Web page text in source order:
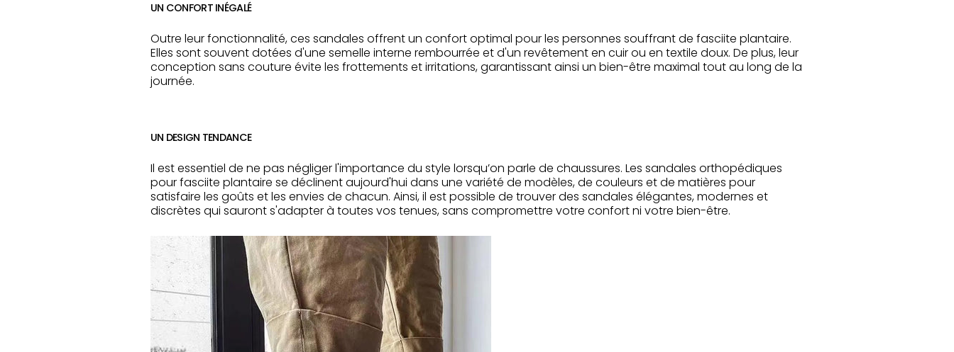
UN CONFORT INÉGALÉ
Outre leur fonctionnalité, ces sandales offrent un confort optimal pour les personnes souffrant de fasciite plantaire.
Elles sont souvent dotées d'une semelle interne rembourrée et d'un revêtement en cuir ou en textile doux. De plus, leur
conception sans couture évite les frottements et irritations, garantissant ainsi un bien-être maximal tout au long de la
journée.
UN DESIGN TENDANCE
Il est essentiel de ne pas négliger l'importance du style lorsqu’on parle de chaussures. Les sandales orthopédiques
pour fasciite plantaire se déclinent aujourd'hui dans une variété de modèles, de couleurs et de matières pour
satisfaire les goûts et les envies de chacun. Ainsi, il est possible de trouver des sandales élégantes, modernes et
discrètes qui sauront s'adapter à toutes vos tenues, sans compromettre votre confort ni votre bien-être.